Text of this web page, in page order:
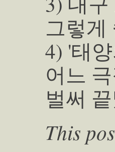
그렇게
4) '태
어느
벌써
This